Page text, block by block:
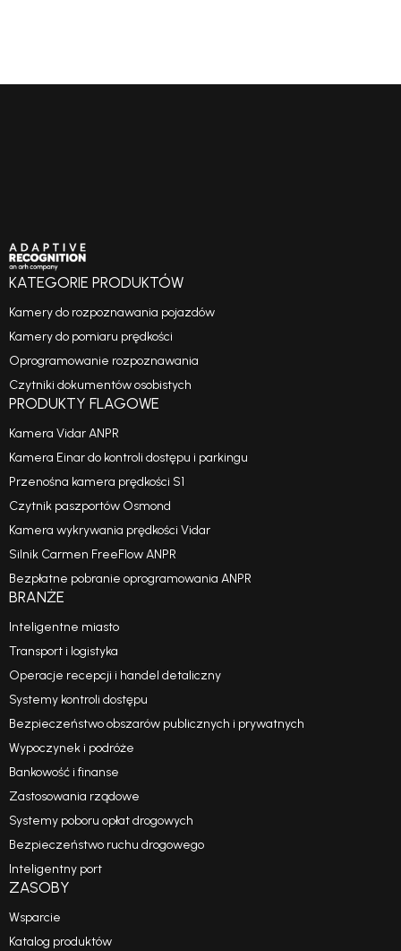
KATEGORIE PRODUKTÓW
Kamery do rozpoznawania pojazdów
Kamery do pomiaru prędkości
Oprogramowanie rozpoznawania
Czytniki dokumentów osobistych
PRODUKTY FLAGOWE
Kamera Vidar ANPR
Kamera Einar do kontroli dostępu i parkingu
Przenośna kamera prędkości S1
Czytnik paszportów Osmond
Kamera wykrywania prędkości Vidar
Silnik Carmen FreeFlow ANPR
Bezpłatne pobranie oprogramowania ANPR
BRANŻE
Inteligentne miasto
Transport i logistyka
Operacje recepcji i handel detaliczny
Systemy kontroli dostępu
Bezpieczeństwo obszarów publicznych i prywatnych
Wypoczynek i podróże
Bankowość i finanse
Zastosowania rządowe
Systemy poboru opłat drogowych
Bezpieczeństwo ruchu drogowego
Inteligentny port
ZASOBY
Wsparcie
Katalog produktów